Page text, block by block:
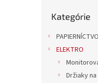
kategórie
Kategórie
PAPIERNÍCTVO
ELEKTRO
Držiaky